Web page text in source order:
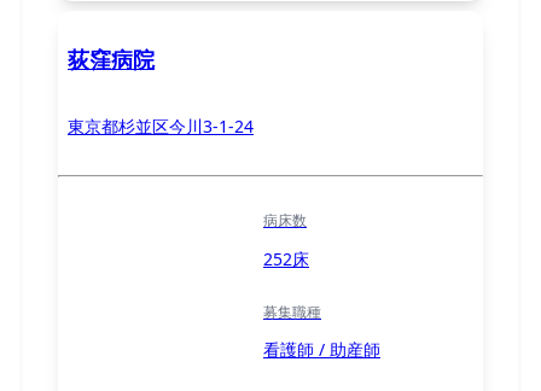
荻窪病院
東京都杉並区今川3-1-24
病床数
252床
募集職種
看護師 / 助産師